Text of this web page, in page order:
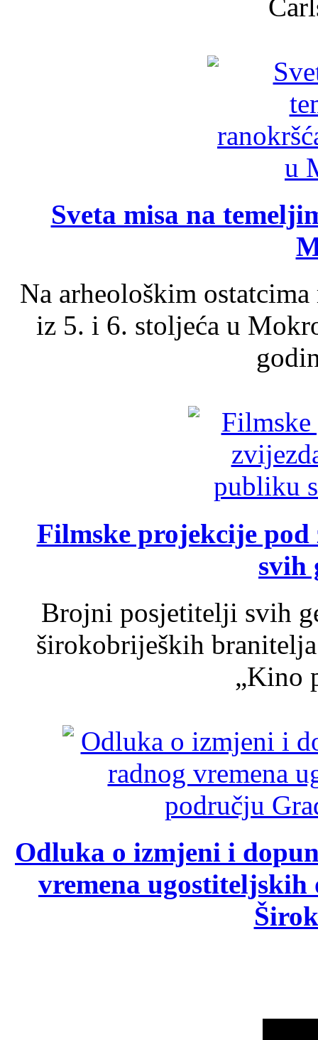
Sveta misa na
Na arheološkim
iz 5. i 6. stoljeća u
Filmske projekcije
svih
Brojni posjetitelji svih
širokobrijeških
„Kino
Odluka o izmjeni i
vremena